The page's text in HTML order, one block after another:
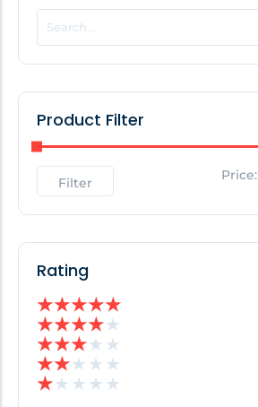
POPULAR THIS WEEK
No Posts Found!
No Posts Found!
Product Filter
Filter Price:
Rating
★★★★★
★★★★★
★★★★ ★
★★★ ★ ★
★★ ★ ★ ★